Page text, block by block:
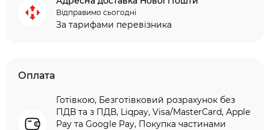
Відправимо сьогодні
За тарифами перевізника
Оплата
Готівкою, Безготівковий розрахунок без
ПДВ та з ПДВ, Liqpay, Visa/MasterCard, Apple
Pay та Google Pay, Покупка частинами